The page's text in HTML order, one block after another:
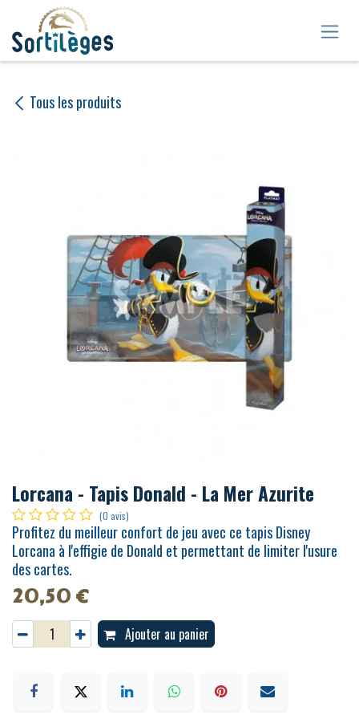
Se rendre au contenu
Tous les produits
Lorcana - Tapis Donald - La Mer Azurite
(0 avis)
Profitez du meilleur confort de jeu avec ce tapis Disney
Lorcana à l'effigie de Donald et permettant de limiter l'usure
des cartes.
20,50€
Ajouter au panier